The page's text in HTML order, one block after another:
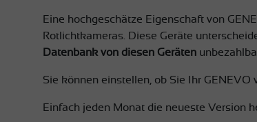
Eine hochgeschätze Eigenschaft von
Rotlichtkameras. Diese Geräte
Datenbank von diesen Geräten
Sie können einstellen, ob Sie Ihr
Einfach jeden Monat die neueste Version